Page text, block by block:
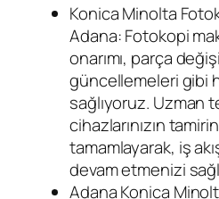
Konica Minolta
Adana: Fotokopi
onarımı, parça
güncellemeleri gibi
sağlıyoruz. Uzman
cihazlarınızın
tamamlayarak, iş
devam etmenizi
Adana Konica